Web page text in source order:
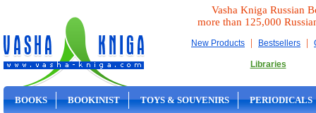
Vasha Kniga Russian
more than 125,000
New Products | Bestsellers |
Libraries
BOOKS BOOKINIST TOYS & SOUVENIRS PERIODICALS